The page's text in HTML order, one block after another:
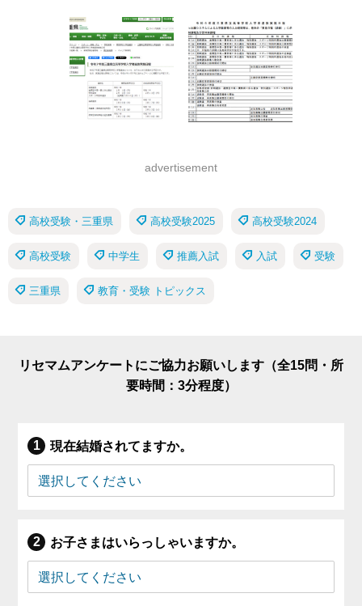
advertisement
高校受験・三重県 高校受験2025 高校受験2024
高校受験 中学生 推薦入試 入試 受験
三重県 教育・受験 トピックス
リセマムアンケートにご協力お願いします（全15問・所
要時間：3分程度）
現在結婚されてますか。
お子さまはいらっしゃいますか。